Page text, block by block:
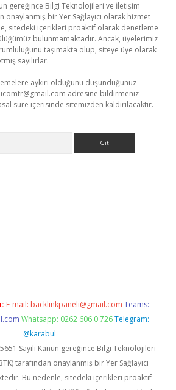
gereğince Bilgi Teknolojileri ve İletişim
onaylanmış bir Yer Sağlayıcı olarak hizmet
sitedeki içerikleri proaktif olarak denetleme
bulunmamaktadır. Ancak, üyelerimiz
taşımakta olup, siteye üye olarak
sayılırlar.
aykırı olduğunu düşündüğünüz
adresine bildirmeniz
süre içerisinde sitemizden kaldırılacaktır.
E-mail: backlinkpaneli@gmail.com Teams:
Whatsapp: 0262 606 0 726 Telegram:
@karabul
Sayılı Kanun gereğince Bilgi Teknolojileri
tarafından onaylanmış bir Yer Sağlayıcı
Bu nedenle, sitedeki içerikleri proaktif